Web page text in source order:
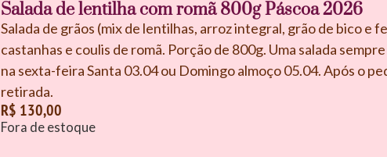
Salada de lentilha com romã 800g Páscoa 2026
Salada de grãos (mix de lentilhas, arroz integral, grão de bico e
castanhas e coulis de romã. Porção de 800g. Uma salada
na sexta-feira Santa 03.04 ou Domingo almoço 05.04. Após o
retirada.
R$ 130,00
Fora de estoque